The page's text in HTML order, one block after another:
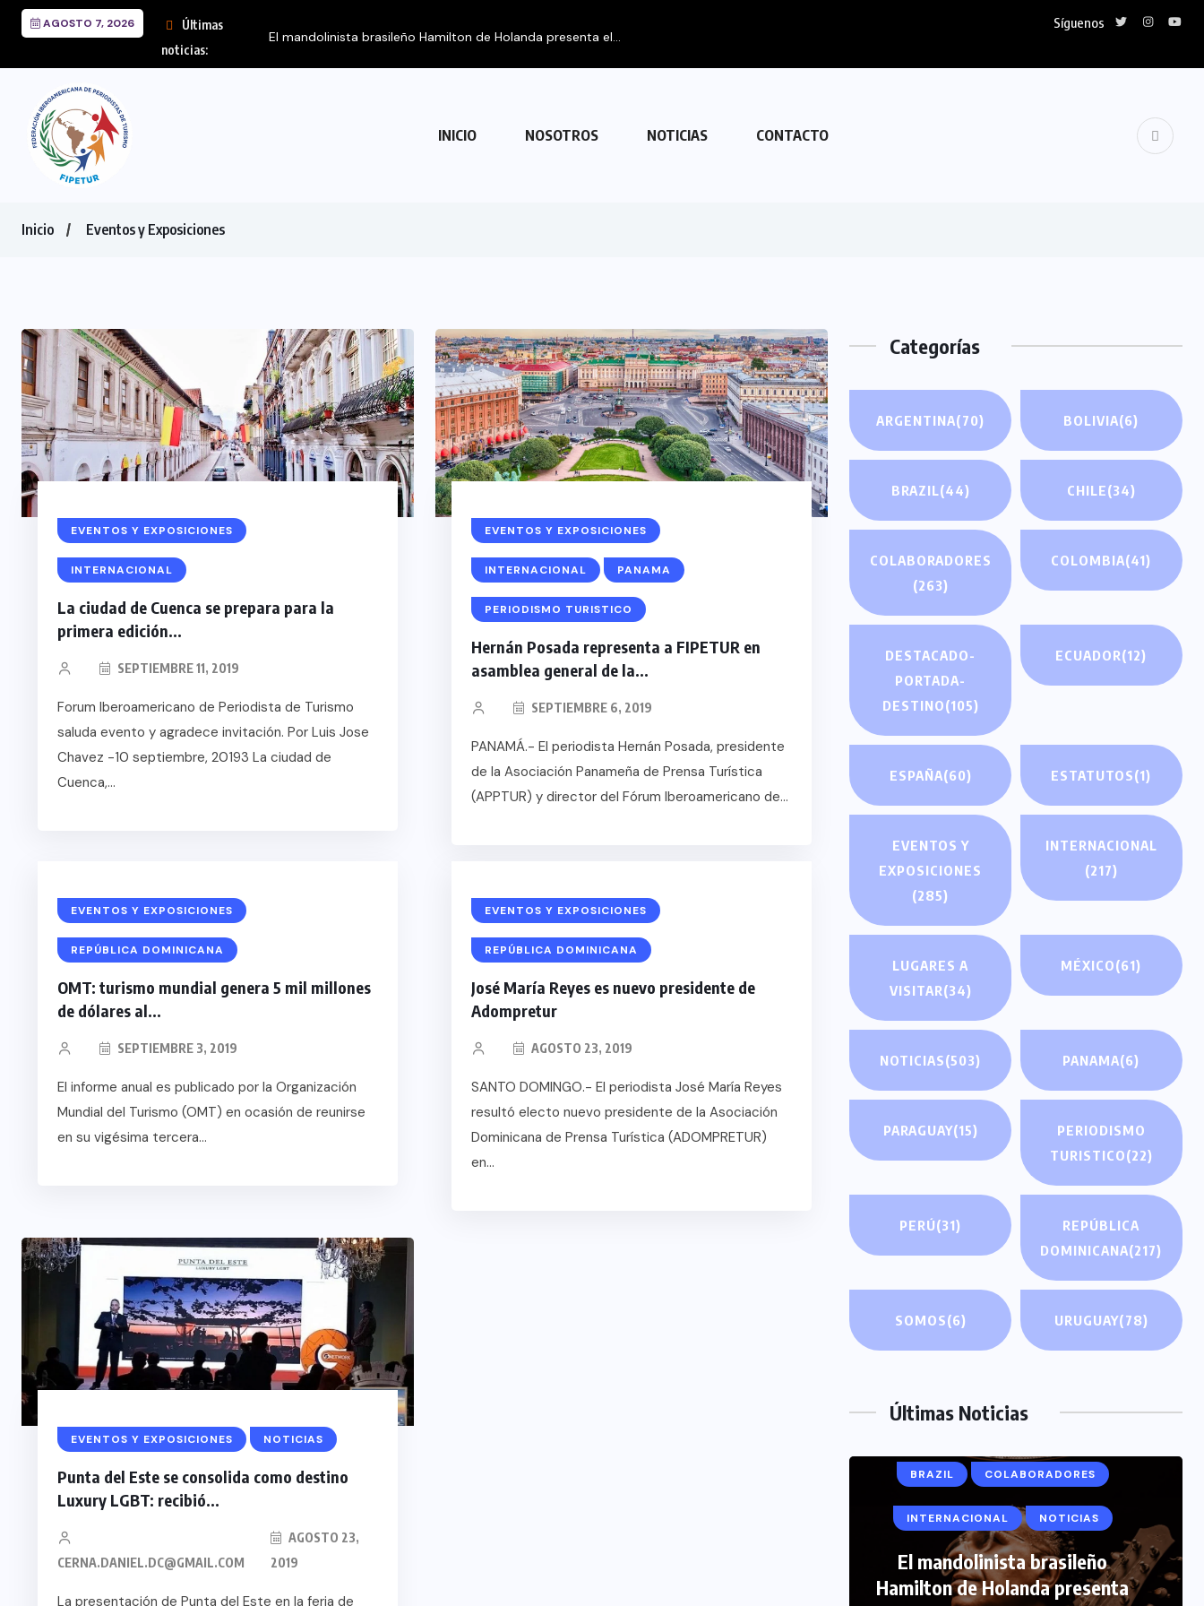
AGOSTO 7, 2026
Últimas
noticias:
El mandolinista brasileño Hamilton de Holanda presenta el...
Síguenos
INICIO NOSOTROS NOTICIAS CONTACTO
Inicio Eventos y Exposiciones
EVENTOS Y EXPOSICIONES
INTERNACIONAL
La ciudad de Cuenca se prepara para la
primera edición...
SEPTIEMBRE 11, 2019
Forum Iberoamericano de Periodista de Turismo
saluda evento y agradece invitación. Por Luis Jose
Chavez -10 septiembre, 20193 La ciudad de
Cuenca,...
EVENTOS Y EXPOSICIONES
INTERNACIONAL PANAMA
PERIODISMO TURISTICO
Hernán Posada representa a FIPETUR en
asamblea general de la...
SEPTIEMBRE 6, 2019
PANAMÁ.- El periodista Hernán Posada, presidente
de la Asociación Panameña de Prensa Turística
(APPTUR) y director del Fórum Iberoamericano de...
EVENTOS Y EXPOSICIONES
REPÚBLICA DOMINICANA
OMT: turismo mundial genera 5 mil millones
de dólares al...
SEPTIEMBRE 3, 2019
El informe anual es publicado por la Organización
Mundial del Turismo (OMT) en ocasión de reunirse
en su vigésima tercera...
EVENTOS Y EXPOSICIONES
REPÚBLICA DOMINICANA
José María Reyes es nuevo presidente de
Adompretur
AGOSTO 23, 2019
SANTO DOMINGO.- El periodista José María Reyes
resultó electo nuevo presidente de la Asociación
Dominicana de Prensa Turística (ADOMPRETUR)
en...
EVENTOS Y EXPOSICIONES NOTICIAS
Punta del Este se consolida como destino
Luxury LGBT: recibió...
CERNA.DANIEL.DC@GMAIL.COM
AGOSTO 23,
2019
La presentación de Punta del Este en la feria de
Categorías
ARGENTINA(70) BOLIVIA(6)
BRAZIL(44) CHILE(34)
COLABORADORES
(263)
COLOMBIA(41)
DESTACADO-
PORTADA-
DESTINO(105)
ECUADOR(12)
ESPAÑA(60) ESTATUTOS(1)
EVENTOS Y
EXPOSICIONES
(285)
INTERNACIONAL
(217)
LUGARES A
VISITAR(34)
MÉXICO(61)
NOTICIAS(503) PANAMA(6)
PARAGUAY(15)
PERIODISMO
TURISTICO(22)
PERÚ(31)
REPÚBLICA
DOMINICANA(217)
SOMOS(6) URUGUAY(78)
Últimas Noticias
NOTICIAS
BRAZIL COLABORADORES
INTERNACIONAL NOTICIAS
El mandolinista brasileño
Hamilton de Holanda presenta
COLABORADORES
INTERNACIONAL NOTICIAS